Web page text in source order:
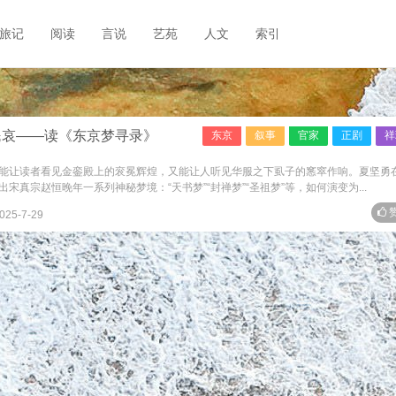
旅记 阅读 言说 艺苑 人文 索引
东京 叙事 官家 正剧
——读《东京梦寻录》
让读者看见金銮殿上的衮冕辉煌，又能让人听见华服之下虱子的窸窣作响。夏坚勇
真宗赵恒晚年一系列神秘梦境：“天书梦”“封禅梦”“圣祖梦”等，如何演变为...
7-29